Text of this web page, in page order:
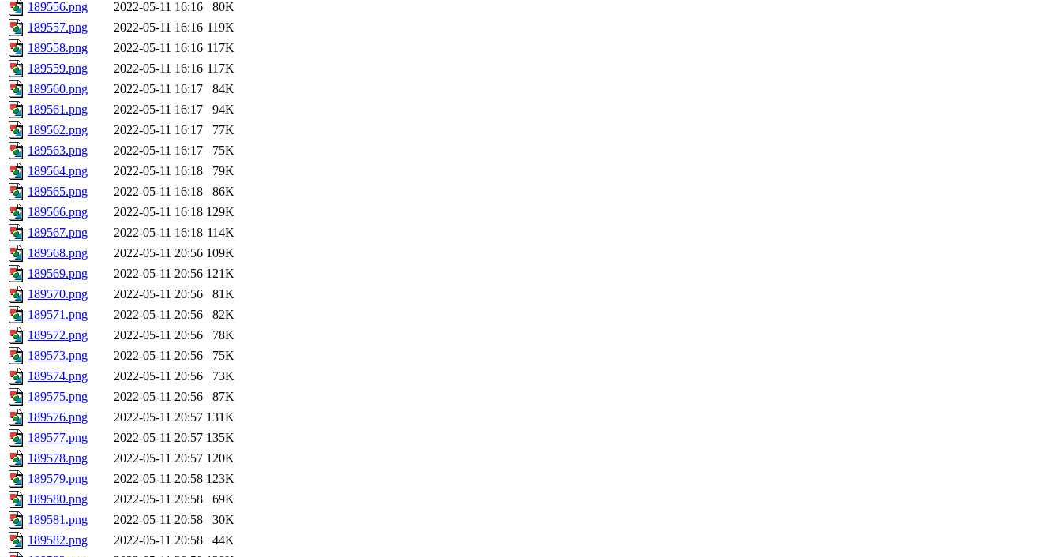
189556.png
2022-05-11 16:16
80K
189557.png
2022-05-11 16:16 119K
189558.png
2022-05-11 16:16 117K
189559.png
2022-05-11 16:16 117K
189560.png
2022-05-11 16:17
84K
189561.png
2022-05-11 16:17
94K
189562.png
2022-05-11 16:17
77K
189563.png
2022-05-11 16:17
75K
189564.png
2022-05-11 16:18
79K
189565.png
2022-05-11 16:18
86K
189566.png
2022-05-11 16:18 129K
189567.png
2022-05-11 16:18 114K
189568.png
2022-05-11 20:56 109K
189569.png
2022-05-11 20:56 121K
189570.png
2022-05-11 20:56
81K
189571.png
2022-05-11 20:56
82K
189572.png
2022-05-11 20:56
78K
189573.png
2022-05-11 20:56
75K
189574.png
2022-05-11 20:56
73K
189575.png
2022-05-11 20:56
87K
189576.png
2022-05-11 20:57 131K
189577.png
2022-05-11 20:57 135K
189578.png
2022-05-11 20:57 120K
189579.png
2022-05-11 20:58 123K
189580.png
2022-05-11 20:58
69K
189581.png
2022-05-11 20:58
30K
189582.png
2022-05-11 20:58
44K